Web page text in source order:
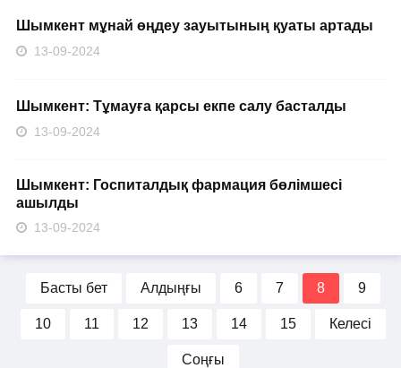
Шымкент мұнай өңдеу зауытының қуаты артады
13-09-2024
Шымкент: Тұмауға қарсы екпе салу басталды
13-09-2024
Шымкент: Госпиталдық фармация бөлімшесі
ашылды
13-09-2024
Басты бет Алдыңғы 6 7 8 9
10 11 12 13 14 15 Келесі
Соңғы